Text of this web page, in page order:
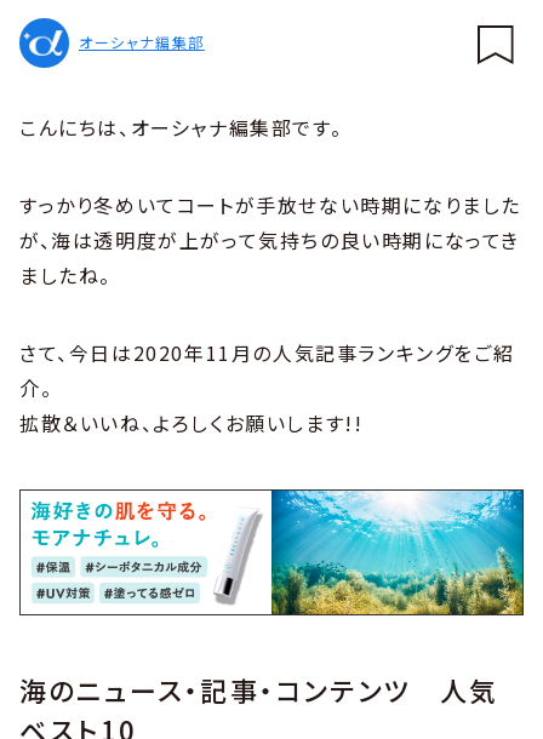
オーシャナ編集部
こんにちは、オーシャナ編集部です。
すっかり冬めいてコートが手放せない時期になりました
が、海は透明度が上がって気持ちの良い時期になってき
ましたね。
さて、今日は2020年11月の人気記事ランキングをご紹
介。
拡散＆いいね、よろしくお願いします!!
海のニュース・記事・コンテンツ 人気
ベスト10